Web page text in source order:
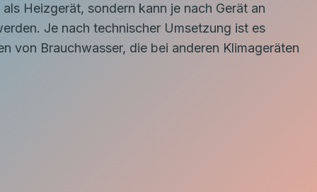
Heizgerät, sondern kann je nach Gerät an
Je nach technischer Umsetzung ist es
von Brauchwasser, die bei anderen Klimageräten